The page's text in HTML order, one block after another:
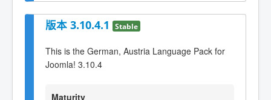
版本 3.10.4.1 Stable
This is the German, Austria Language Pack for
Joomla! 3.10.4
Maturity